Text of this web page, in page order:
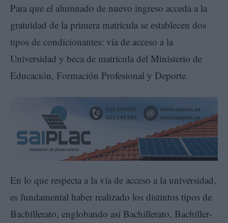
Para que el alumnado de nuevo ingreso acceda a la
gratuidad de la primera matrícula se establecen dos
tipos de condicionantes: vía de acceso a la
Universidad y beca de matrícula del Ministerio de
Educación, Formación Profesional y Deporte.
En lo que respecta a la vía de acceso a la universidad,
es fundamental haber realizado los distintos tipos de
Bachillerato, englobando así Bachillerato, Bachiller-